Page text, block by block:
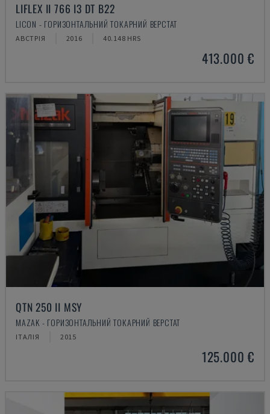
LIFLEX II 766 I3 DT B22
LICON - ГОРИЗОНТАЛЬНИЙ ТОКАРНИЙ ВЕРСТАТ
АВСТРІЯ 2016 40.148 HRS
413.000 €
QTN 250 II MSY
MAZAK - ГОРИЗОНТАЛЬНИЙ ТОКАРНИЙ ВЕРСТАТ
ІТАЛІЯ 2015
125.000 €